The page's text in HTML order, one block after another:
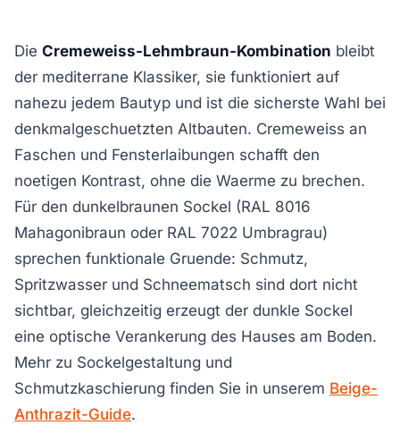
Die Cremeweiss-Lehmbraun-Kombination bleibt
der mediterrane Klassiker, sie funktioniert auf
nahezu jedem Bautyp und ist die sicherste Wahl bei
denkmalgeschuetzten Altbauten. Cremeweiss an
Faschen und Fensterlaibungen schafft den
noetigen Kontrast, ohne die Waerme zu brechen.
Für den dunkelbraunen Sockel (RAL 8016
Mahagonibraun oder RAL 7022 Umbragrau)
sprechen funktionale Gruende: Schmutz,
Spritzwasser und Schneematsch sind dort nicht
sichtbar, gleichzeitig erzeugt der dunkle Sockel
eine optische Verankerung des Hauses am Boden.
Mehr zu Sockelgestaltung und
Schmutzkaschierung finden Sie in unserem Beige-
Anthrazit-Guide.